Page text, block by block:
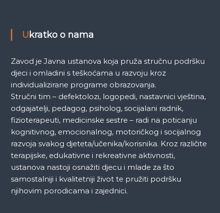
Ukratko o nama
Zavod je Javna ustanova koja pruža stručnu podršku
djeci i omladini s teškoćama u razvoju kroz
individualizirane programe obrazovanja.
Stručni tim – defektolozi, logopedi, nastavnici vještina,
odgajatelji, pedagog, psiholog, socijalani radnik,
fizioterapeuti, medicinske sestre – radi na poticanju
kognitivnog, emocionalnog, motoričkog i socijalnog
razvoja svakog djeteta/učenika/korisnika. Kroz različite
terapijske, edukativne i rekreativne aktivnosti,
ustanova nastoji osnažiti djecu i mlade za što
samostalniji i kvalitetniji život te pružiti podršku
njihovim porodicama i zajednici.